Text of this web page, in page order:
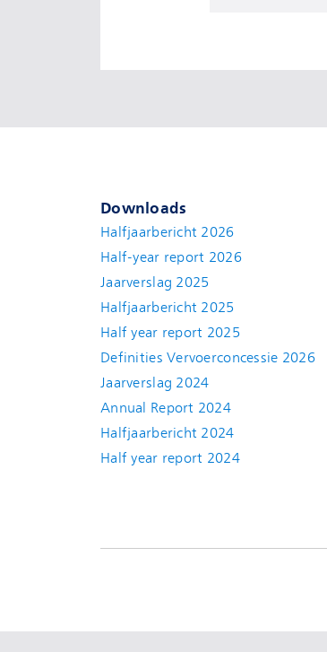
Downloads
Halfjaarbericht 2026
Half-year report 2026
Jaarverslag 2025
Halfjaarbericht 2025
Half year report 2025
Definities Vervoerconcessie 2026
Jaarverslag 2024
Annual Report 2024
Halfjaarbericht 2024
Half year report 2024(new window)